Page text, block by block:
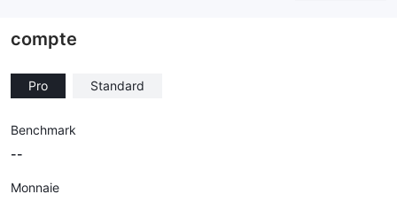
compte
Pro Standard
Benchmark
--
Monnaie